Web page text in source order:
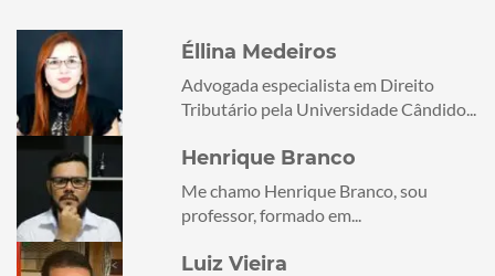
Éllina Medeiros
Advogada especialista em Direito
Tributário pela Universidade Cândido...
Henrique Branco
Me chamo Henrique Branco, sou
professor, formado em...
Luiz Vieira